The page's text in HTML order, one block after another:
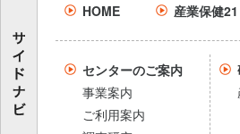
HOME 産業保健21
センターのご案内
事業案内
ご利用案内